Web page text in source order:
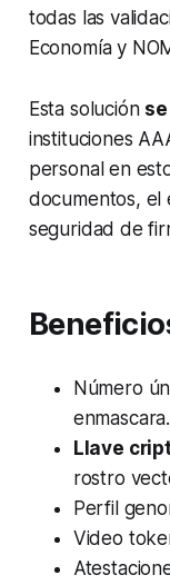
todas las
Economía y
Esta solución
instituciones
personal en
documentos, el
seguridad de
Número
enmascara.
Llave
rostro
Perfil
Video